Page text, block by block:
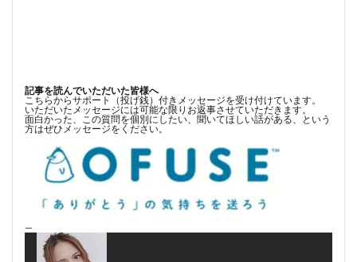
記事を読んでいただいた皆様へ
こちらからサポート（投げ銭）付きメッセージを受け付けています。
いただいたメッセージには可能な限りお返事させていただきます。
面白かった、この質問を個別にしたい、聞いてほしい話がある、という
方はぜひメッセージをください。
—